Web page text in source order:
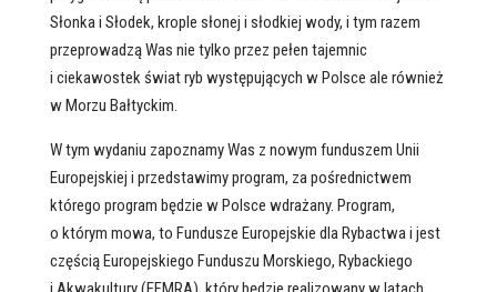
Słonka i Słodek, krople słonej i słodkiej wody, i tym razem
przeprowadzą Was nie tylko przez pełen tajemnic
i ciekawostek świat ryb występujących w Polsce ale również
w Morzu Bałtyckim.
W tym wydaniu zapoznamy Was z nowym funduszem Unii
Europejskiej i przedstawimy program, za pośrednictwem
którego program będzie w Polsce wdrażany. Program,
o którym mowa, to Fundusze Europejskie dla Rybactwa i jest
częścią Europejskiego Funduszu Morskiego, Rybackiego